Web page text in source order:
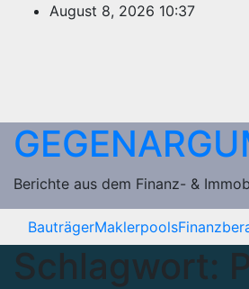
August 8, 2026 10:37
Berichte aus dem Finanz- &
BauträgerMaklerpools
Schlagwort: